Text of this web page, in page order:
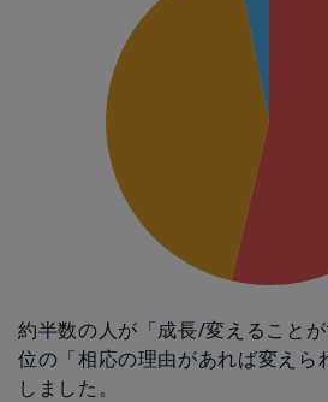
約半数の人が「成長/変えること
位の「相応の理由があれば変えら
しました。